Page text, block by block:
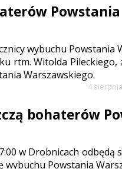
Powstania
wybuchu Powstania
rtm. Witolda Pileckiego,
Warszawskiego.
4
bohaterów
w Drobnicach odbędą
wybuchu Powstania